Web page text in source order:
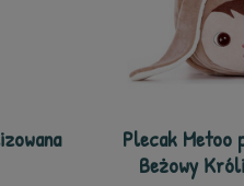
Plecak Metoo
Beżowy